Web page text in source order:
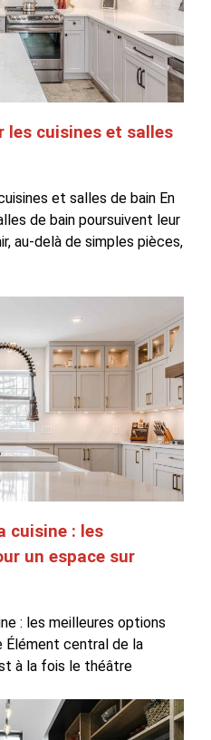
les cuisines et salles
et salles de bain En
de bain poursuivent leur
au-delà de simples pièces,
cuisine : les
un espace sur
: les meilleures options
Élément central de la
à la fois le théâtre